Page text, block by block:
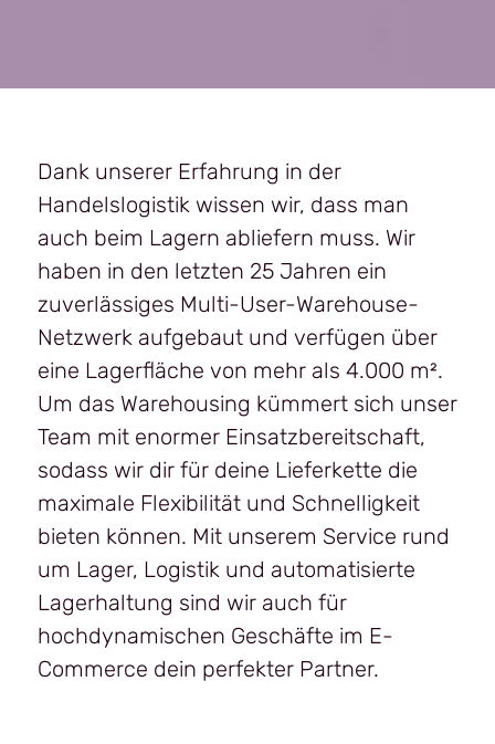
Dank unserer Erfahrung in der
Handelslogistik wissen wir, dass man
auch beim Lagern abliefern muss. Wir
haben in den letzten 25 Jahren ein
zuverlässiges Multi-User-Warehouse-
Netzwerk aufgebaut und verfügen über
eine Lagerfläche von mehr als 4.000 m².
Um das Warehousing kümmert sich unser
Team mit enormer Einsatzbereitschaft,
sodass wir dir für deine Lieferkette die
maximale Flexibilität und Schnelligkeit
bieten können. Mit unserem Service rund
um Lager, Logistik und automatisierte
Lagerhaltung sind wir auch für
hochdynamischen Geschäfte im E-
Commerce dein perfekter Partner.